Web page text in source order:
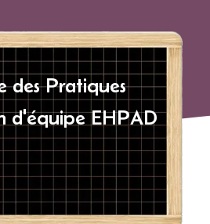
des Pratiques
d'équipe EHPAD